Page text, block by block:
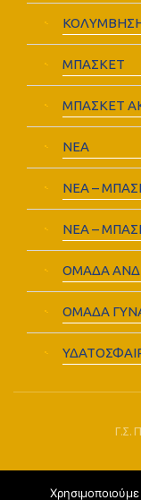
ΜΠΑΣΚΕΤ
ΜΠΑΣΚΕΤ
ΝΕΑ
ΝΕΑ –
ΝΕΑ –
ΟΜΑΔΑ
ΟΜΑΔΑ
Γ.Σ.